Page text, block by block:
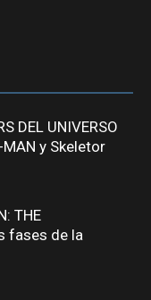
DEL UNIVERSO
y Skeletor
THE
fases de la